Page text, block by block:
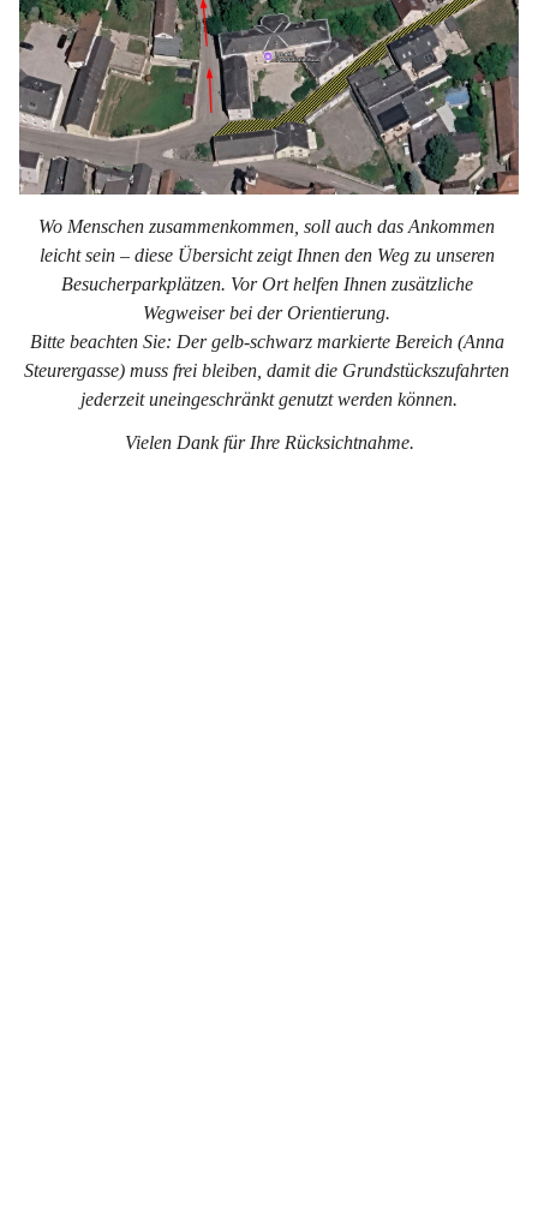
Wo Menschen zusammenkommen, soll auch das Ankommen
leicht sein – diese Übersicht zeigt Ihnen den Weg zu unseren
Besucherparkplätzen. Vor Ort helfen Ihnen zusätzliche
Wegweiser bei der Orientierung.
Bitte beachten Sie: Der gelb-schwarz markierte Bereich (Anna
Steurergasse) muss frei bleiben, damit die Grundstückszufahrten
jederzeit uneingeschränkt genutzt werden können.
Vielen Dank für Ihre Rücksichtnahme.